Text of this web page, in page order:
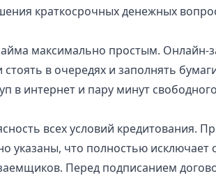
краткосрочных денежных
максимально простым. Онлайн-
в очередях и заполнять
в интернет и пару минут
всех условий кредитования.
указаны, что полностью исключает
Перед подписанием